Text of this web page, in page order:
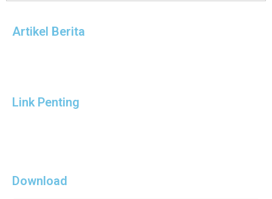
Artikel Berita
Link Penting
Download